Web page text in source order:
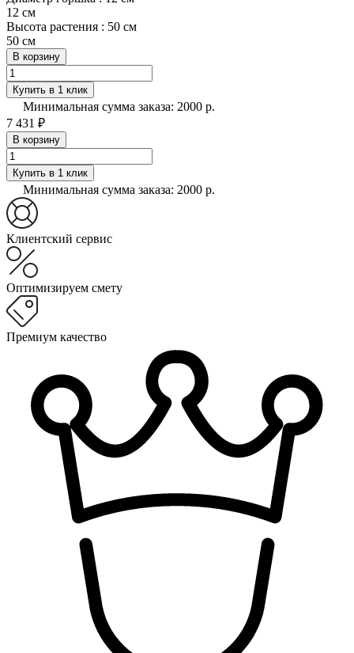
12 см
Высота растения : 50 см
50 см
В корзину
Купить в 1 клик
Минимальная сумма заказа: 2000 р.
7 431 ₽
В корзину
Купить в 1 клик
Минимальная сумма заказа: 2000 р.
Клиентский сервис
Оптимизируем смету
Премиум качество